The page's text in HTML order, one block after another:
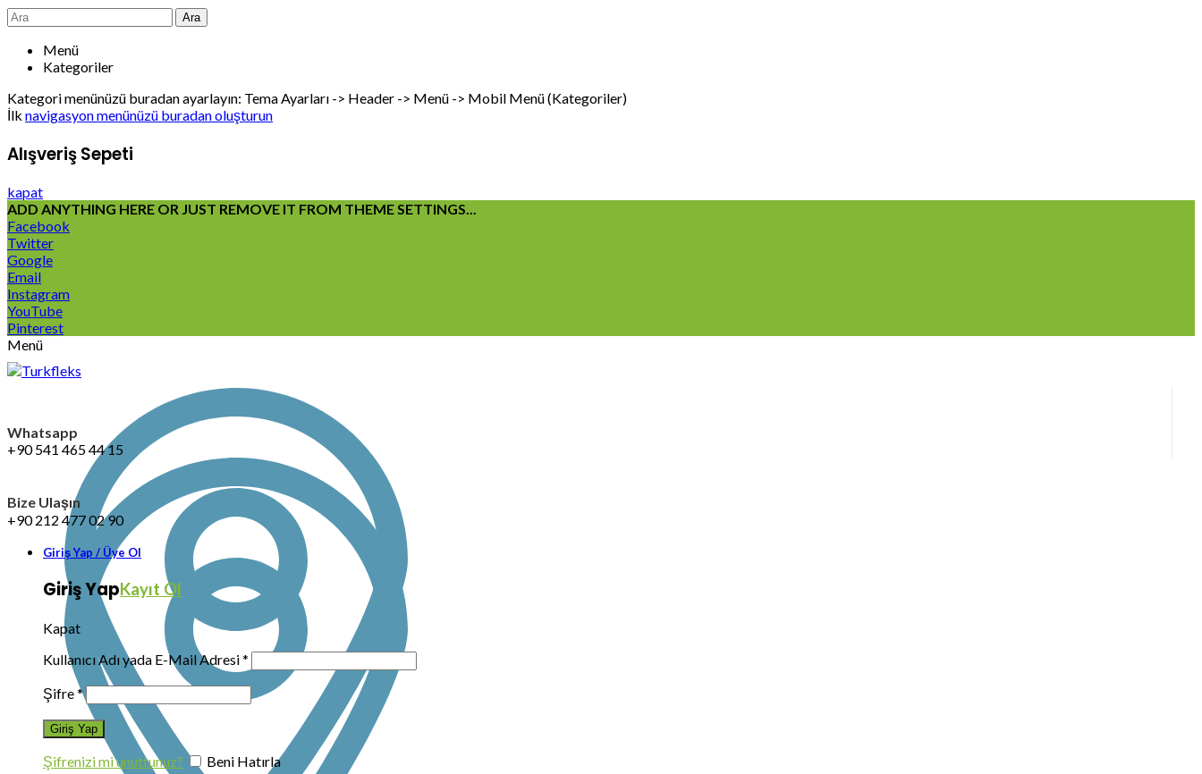
Ara
Menü
Kategoriler
Kategori menünüzü buradan ayarlayın: Tema Ayarları -> Header -> Menü -> Mobil Menü (Kategoriler)
İlk navigasyon menünüzü buradan oluşturun
Alışveriş Sepeti
kapat
ADD ANYTHING HERE OR JUST REMOVE IT FROM THEME SETTINGS...
Facebook
Twitter
Google
Email
Instagram
YouTube
Pinterest
Menü
Whatsapp
+90 541 465 44 15
Bize Ulaşın
+90 212 477 02 90
Giriş Yap / Üye Ol
Giriş YapKayıt Ol
Kapat
Kullanıcı Adı yada E-Mail Adresi*
Şifre*
Şifrenizi mi unuttunuz?
Beni Hatırla